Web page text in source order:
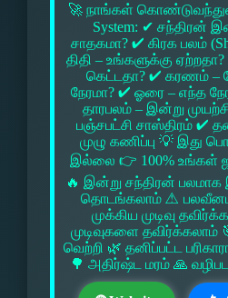
🚀 நாங்கள்
System: ✔ சந்திரன்
சாதகமா? ✔ கிரக பலம்
திதி – உங்களுக்கு
கெட்டதா? ✔ கரணம் –
நேரமா? ✔ ஓரை – எந்த
தாரபலம் – இன்று
பஞ்சபட்சி சாஸ்திரம் ✔
முழு கணிப்பு 💡 இது
இல்லை 👉 100% உங்கள்
🔥 இன்று சந்திரன்
தொடங்கலாம் ⚠
முக்கிய முடிவு
முடிவுகளை தவிர்க்கலாம்
வெற்றி 🌿 தனிப்பட்ட
🌳 அதிர்ஷ்ட மரம் 🙏